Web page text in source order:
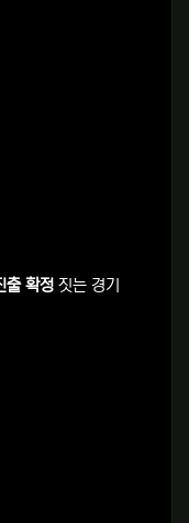
출 확정 짓는 경기